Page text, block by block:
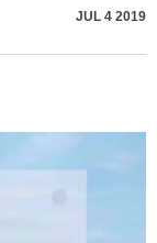
JUL 4 2019